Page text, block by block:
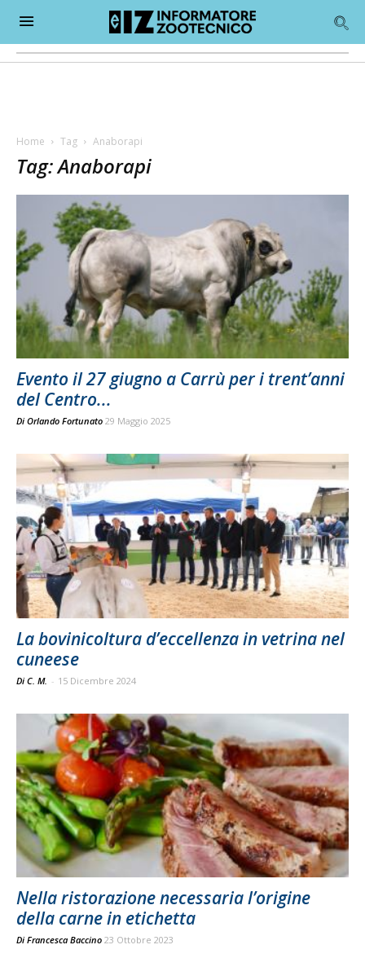
Home Tag Anaborapi
Tag: Anaborapi
Evento il 27 giugno a Carrù per i trent’anni
del Centro...
Di Orlando Fortunato 29 Maggio 2025
La bovinicoltura d’eccellenza in vetrina nel
cuneese
Di C. M. - 15 Dicembre 2024
Nella ristorazione necessaria l’origine
della carne in etichetta
Di Francesca Baccino 23 Ottobre 2023